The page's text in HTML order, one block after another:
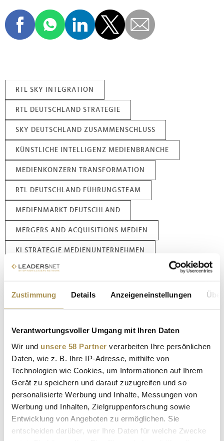
Zustimmung Details Anzeigeneinstellungen
Verantwortungsvoller Umgang mit Ihren Daten
Wir und unsere 58 Partner verarbeiten Ihre persönlichen
Daten, wie z. B. Ihre IP-Adresse, mithilfe von
Technologien wie Cookies, um Informationen auf Ihrem
Gerät zu speichern und darauf zuzugreifen und so
personalisierte Werbung und Inhalte, Messungen von
Werbung und Inhalten, Zielgruppenforschung sowie
Entwicklung von Angeboten zu ermöglichen. Sie
entscheiden darüber, wer Ihre Daten für welche Zwecke
RTL SKY INTEGRATION
RTL DEUTSCHLAND STRATEGIE
SKY DEUTSCHLAND ZUSAMMENSCHLUSS
KÜNSTLICHE INTELLIGENZ MEDIENBRANCHE
MEDIENKONZERN TRANSFORMATION
RTL DEUTSCHLAND FÜHRUNGSTEAM
MEDIENMARKT DEUTSCHLAND
MERGERS AND ACQUISITIONS MEDIEN
KI STRATEGIE MEDIENUNTERNEHMEN
MEDIENUNTERNEHMEN WETTBEWERB US
PLATTFORMEN
Kommentar: